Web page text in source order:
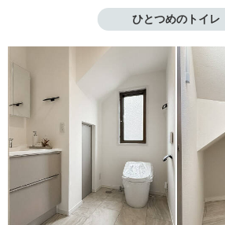
ひとつめのトイレ